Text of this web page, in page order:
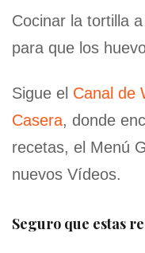
Cocinar la tortilla
para que los
Sigue el Canal de
Casera, donde
recetas, el Menú
nuevos Vídeos.
Seguro que estas